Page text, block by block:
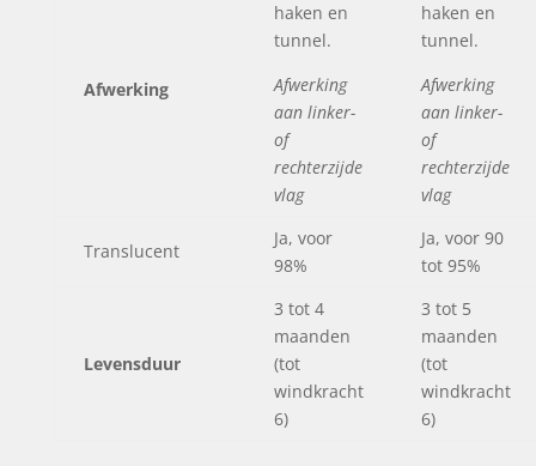
Afwerking
haken en
tunnel.
Afwerking
aan linker-
of
rechterzijde
vlag
haken en
tunnel.
Afwerking
aan linker-
of
rechterzijde
vlag
Translucent
Ja, voor
98%
Ja, voor 90
tot 95%
Levensduur
3 tot 4
maanden
(tot
windkracht
6)
3 tot 5
maanden
(tot
windkracht
6)